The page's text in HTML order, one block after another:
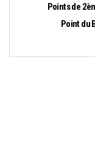
Point du